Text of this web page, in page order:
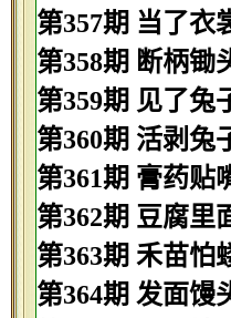
第357期 当了衣
第358期 断柄锄
第359期 见了兔
第360期 活剥兔
第361期 膏药贴
第362期 豆腐里
第363期 禾苗怕
第364期 发面馒